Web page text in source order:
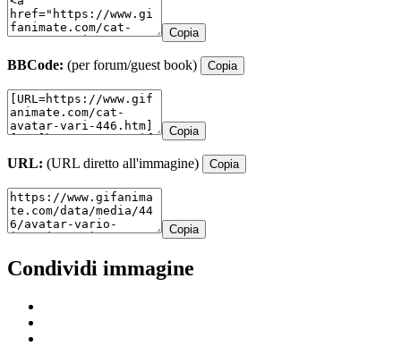
Copia
BBCode: (per forum/guest book) Copia
Copia
URL: (URL diretto all'immagine) Copia
Copia
Condividi immagine